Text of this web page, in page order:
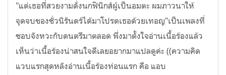
"แด่เธอที่สวยงามดั่งนกฟินิกส์ผู้เป็นอมตะ ผมภาวนาให้
จุดจบของชั่วนิรันดร์ได้มาโปรดเธอด้วยเทอญ"เป็นเพลงที่
ชอบจังหวะกับดนตรีมาตลอด พึ่งมาตั้งใจอ่านเนื้อร้องแล้ว
เห็นว่าเนื้อร้องน่าสนใจดีเลยอยากมาแปลดูค่ะ ((ความคิด
แวบแรกสุดหลังอ่านเนื้อร้องท่อนแรก คือ แอบ